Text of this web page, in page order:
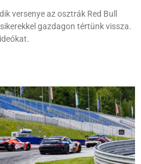
versenye az osztrák Red Bull
gazdagon tértünk vissza.